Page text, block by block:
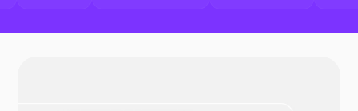
Docker